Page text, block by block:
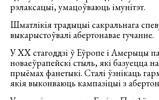
рэлаксацыі, умацоўваюць імунітэт.
Шматлікія традыцыі сакральнага
выкарыстоўвалі абертонавае гучанне.
У XX стагоддзі ў Еўропе і Амерыцы
новаеўрапейскі стыль, які базуецца
прыёмах фанетыкі. Сталі ўзнікаць
якія выконваюць кампазіцыі з